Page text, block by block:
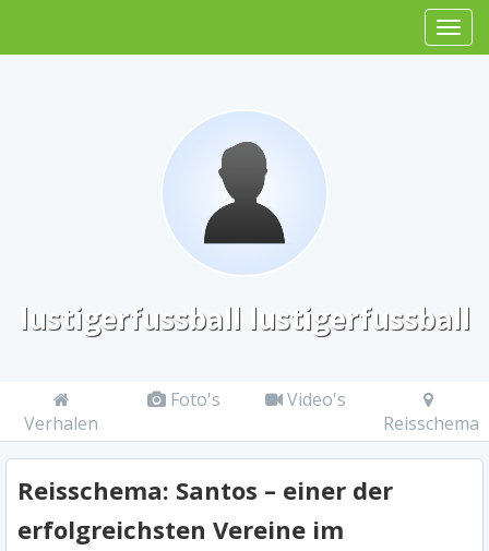
lustigerfussball lustigerfussball
Verhalen
Foto's
Video's
Reisschema
Reisschema: Santos – einer der
erfolgreichsten Vereine im